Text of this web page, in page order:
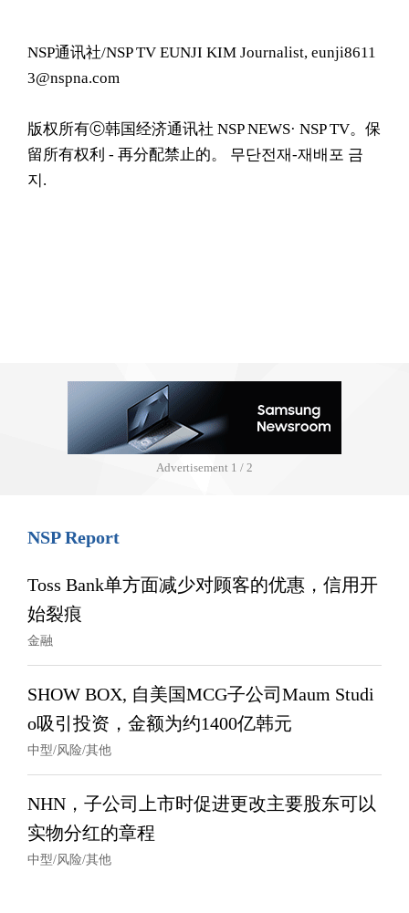
NSP通讯社/NSP TV EUNJI KIM Journalist, eunji8611
3@nspna.com
版权所有ⓒ韩国经济通讯社 NSP NEWS· NSP TV。保
留所有权利 - 再分配禁止的。 무단전재-재배포 금
지.
Advertisement 1 / 2
NSP Report
Toss Bank单方面减少对顾客的优惠，信用开
始裂痕
金融
SHOW BOX, 自美国MCG子公司Maum Studi
o吸引投资，金额为约1400亿韩元
中型/风险/其他
NHN，子公司上市时促进更改主要股东可以
实物分红的章程
中型/风险/其他